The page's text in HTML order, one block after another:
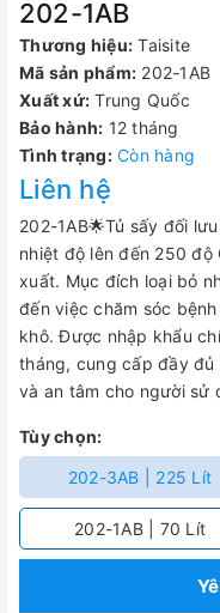
202-1AB
Thương hiệu: Taisite
Mã sản phẩm: 202-1AB
Xuất xứ: Trung Quốc
Bảo hành: 12 tháng
Tình trạng: Còn hàng
Liên hệ
202-1AB🌟Tủ sấy đối
nhiệt độ lên đến 250 độ
xuất. Mục đích loại bỏ
đến việc chăm sóc
khô. Được nhập khẩu
tháng, cung cấp đầy
và an tâm cho người sử
Tùy chọn:
202-3AB | 225 Lít
202-1AB | 70 Lít